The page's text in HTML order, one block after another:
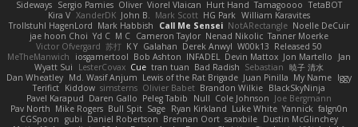
Sideways Sergio Pamies Oliver Viorel Vlaican Hurt Hand Tamagoooo TetaBOT
Kira V XanderDK John B. Mark Scott HG Park William Karavites
Trollstuhl HagenLord Mark Habbish Call Me Sensei NotARectangle Noelle DeCuir
jae hoon Choi Yd C M C Cameron Taylor Nenad Nikolic Tanner Moerke
Victor Ofvergard 苏打 K Y Galahan Derek Anwyl W00k13 Released 50
MeTheManwich
iosgamertool Bob Ashton INFADEL Devin Mattox Jon Martello
Jan
Wyatt Sui
LesterCovax Cue tran tuan Bad Radish Sebastian 暁子 清水
Dan Wheatley Md. Wasif Anjum Lewis of the Rat Brigade Juan Pinilla My Name Iggy
Terifict Kiddow simsterns Olivier Babet Brandon Wilkie BlackSkyNinja
Pavel Karapud Daren Gallo Peleg Tabib Null Cole Johnson Joe Bergmann
Pav North Mike Rogers Bull Spit Sage Ryan Kirkland Luke White Yannick falgn0n
CGSpoon gubi Daniel Robertson Brennan Oort sanxbile Dustin McGlinchey